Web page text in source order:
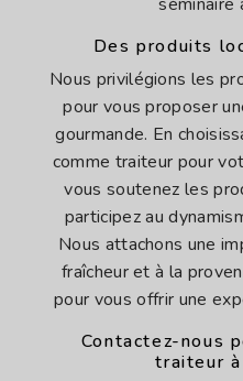
Des produits
Nous privilégions les
pour vous proposer
gourmande. En
comme traiteur pour
vous soutenez les
participez au
Nous attachons une
fraîcheur et à la
pour vous offrir une
Contactez-nous
traiteur